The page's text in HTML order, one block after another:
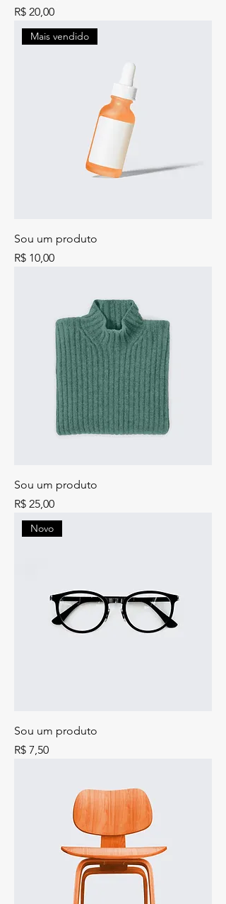
Preço
R$ 20,00
Mais vendido
Sou um produto
Preço
R$ 10,00
Sou um produto
Preço
R$ 25,00
Novo
Sou um produto
Preço
R$ 7,50